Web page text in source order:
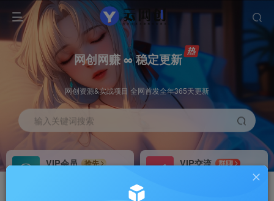
网创网赚 ∞ 稳定更新
网创资源&实战项目 全网首发全年365天更新
输入关键词搜索
VIP会员
抢先
VIP交流
群聊
研究探讨更多创业项目路子。